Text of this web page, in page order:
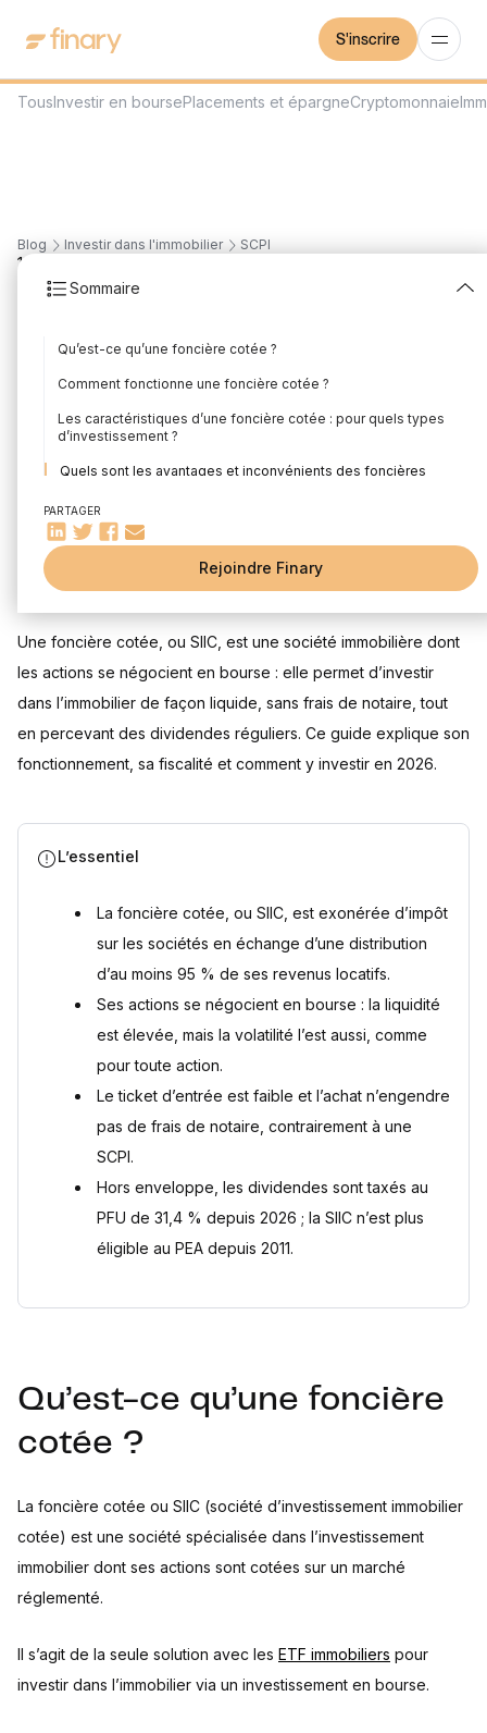
S'inscrire
TousInvestir en boursePlacements et épargneCryptomonnaie
Blog Investir dans l'immobilier SCPI
Sommaire
Qu’est-ce qu’une foncière cotée ?
Comment fonctionne une foncière cotée ?
Les caractéristiques d’une foncière cotée : pour quels types
d’investissement ?
Quels sont les avantages et inconvénients des foncières
La fiscalité attractive de la SIIC
Un faible coût d’entrée pour un ticket d’investissement
investir dans une foncière cotée
Comment acheter des actions de foncières cotées ?
Investir dans une SIIC via un CTO
Investir dans une SIIC via une assurance vie ou un contrat
Qu’est-ce qu’une foncière cotée ?
Quelle est la fiscalité des dividendes d’une foncière cotée
PARTAGER
Rejoindre Finary
12
: comment investir en
2026 ?
Rédigé parFlorian Corteel
Mis à jour le 28 juillet 2026
Une foncière cotée, ou SIIC, est une société immobilière dont
les actions se négocient en bourse : elle permet d’investir
dans l’immobilier de façon liquide, sans frais de notaire, tout
en percevant des dividendes réguliers. Ce guide explique son
fonctionnement, sa fiscalité et comment y investir en 2026.
L’essentiel
La foncière cotée, ou SIIC, est exonérée d’impôt
sur les sociétés en échange d’une distribution
d’au moins 95 % de ses revenus locatifs.
Ses actions se négocient en bourse : la liquidité
est élevée, mais la volatilité l’est aussi, comme
pour toute action.
Le ticket d’entrée est faible et l’achat n’engendre
pas de frais de notaire, contrairement à une
SCPI.
Hors enveloppe, les dividendes sont taxés au
PFU de 31,4 % depuis 2026 ; la SIIC n’est plus
éligible au PEA depuis 2011.
Qu’est-ce qu’une foncière
cotée ?
La foncière cotée ou SIIC (société d’investissement immobilier
cotée) est une société spécialisée dans l’investissement
immobilier dont ses actions sont cotées sur un marché
réglementé.
Il s’agit de la seule solution avec les ETF immobiliers pour
investir dans l’immobilier via un investissement en bourse.